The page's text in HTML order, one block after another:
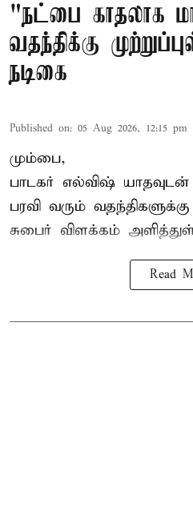
"நட்பை காதலாக
வதந்திக்கு
நடிகை
Published on: 05 Aug 2026, 12:15 pm
மும்பை,
பாடகர் எல்விஷ்
பரவி வரும்
சுபைர் விளக்கம்
Read